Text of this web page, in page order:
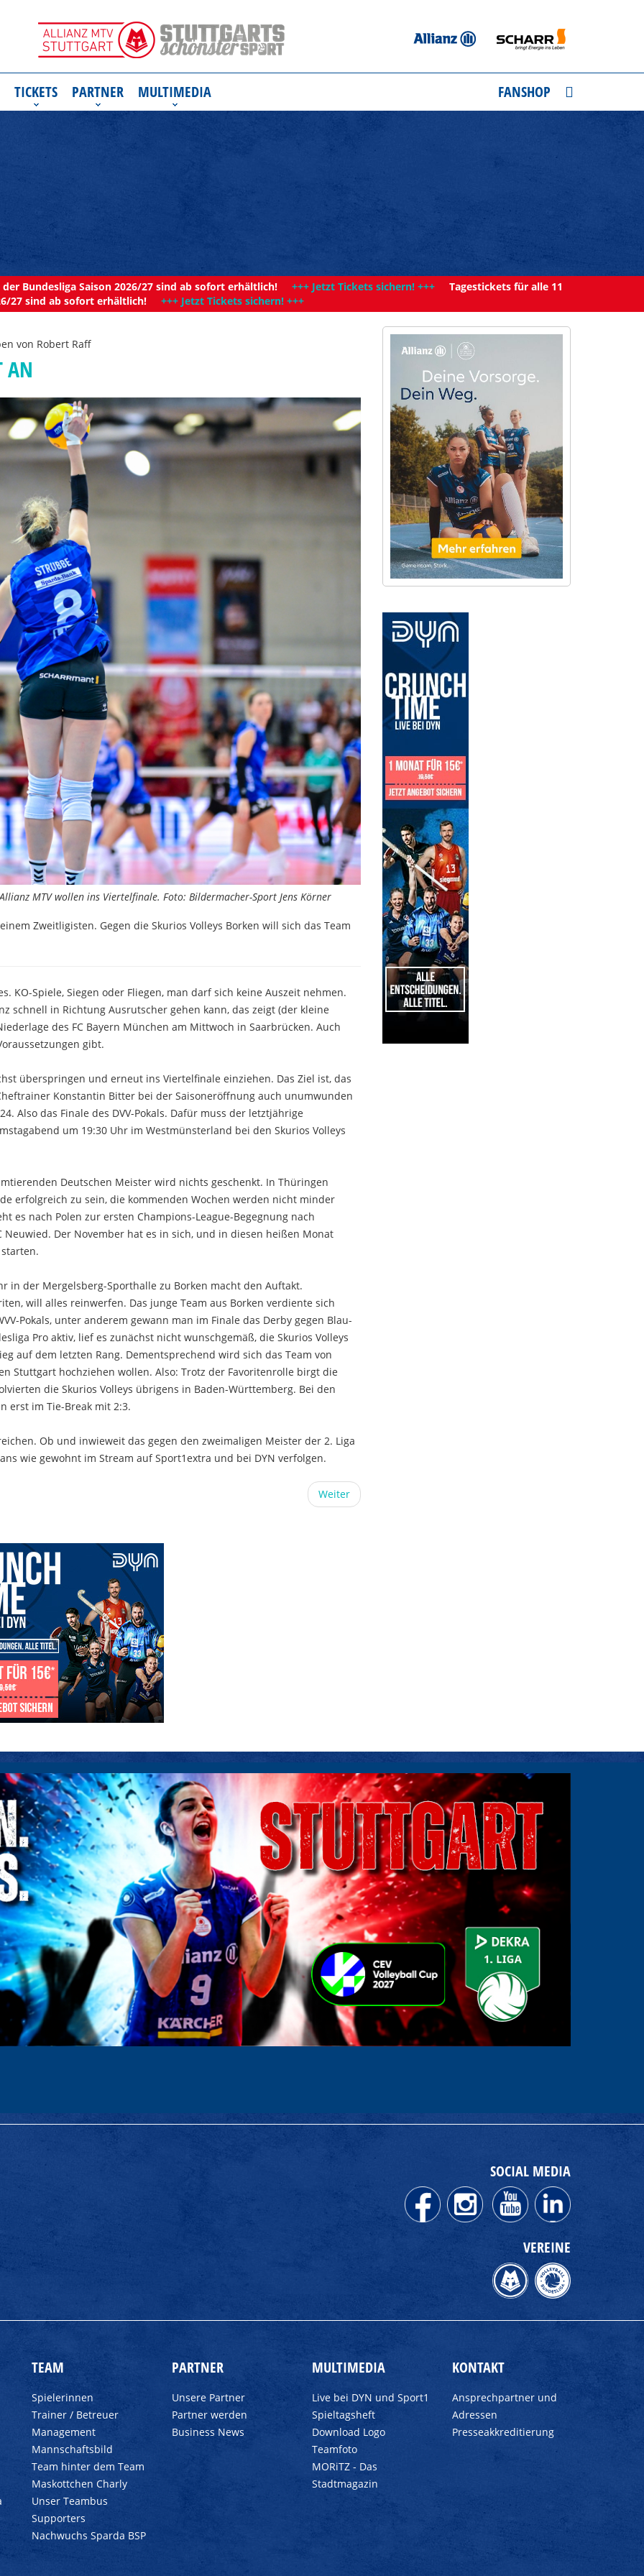
TICKETS PARTNER MULTIMEDIA FANSHOP
Bundesliga Saison 2026/27 sind ab sofort erhältlich! +++ Jetzt Tickets sichern! +++ Tagestickets für alle 11
27 sind ab sofort erhältlich! +++ Jetzt Tickets sichern! +++
von Robert Raff
AN
MTV wollen ins Viertelfinale. Foto: Bildermacher-Sport Jens Körner
Zweitligisten. Gegen die Skurios Volleys Borken will sich das Team
KO-Spiele, Siegen oder Fliegen, man darf sich keine Auszeit nehmen.
schnell in Richtung Ausrutscher gehen kann, das zeigt (der kleine
des FC Bayern München am Mittwoch in Saarbrücken. Auch
gibt.
überspringen und erneut ins Viertelfinale einziehen. Das Ziel ist, das
Konstantin Bitter bei der Saisoneröffnung auch unumwunden
Also das Finale des DVV-Pokals. Dafür muss der letztjährige
um 19:30 Uhr im Westmünsterland bei den Skurios Volleys
Deutschen Meister wird nichts geschenkt. In Thüringen
erfolgreich zu sein, die kommenden Wochen werden nicht minder
es nach Polen zur ersten Champions-League-Begegnung nach
Neuwied. Der November hat es in sich, und in diesen heißen Monat
in der Mergelsberg-Sporthalle zu Borken macht den Auftakt.
will alles reinwerfen. Das junge Team aus Borken verdiente sich
Pokals, unter anderem gewann man im Finale das Derby gegen Blau-
Pro aktiv, lief es zunächst nicht wunschgemäß, die Skurios Volleys
auf dem letzten Rang. Dementsprechend wird sich das Team von
Stuttgart hochziehen wollen. Also: Trotz der Favoritenrolle birgt die
die Skurios Volleys übrigens in Baden-Württemberg. Bei den
erst im Tie-Break mit 2:3.
Ob und inwieweit das gegen den zweimaligen Meister der 2. Liga
wie gewohnt im Stream auf Sport1extra und bei DYN verfolgen.
Weiter
SOCIAL MEDIA
VEREINE
TEAM
Spielerinnen
Trainer / Betreuer
Management
Mannschaftsbild
Team hinter dem Team
Maskottchen Charly
Unser Teambus
Supporters
Nachwuchs Sparda BSP
PARTNER
Unsere Partner
Partner werden
Business News
MULTIMEDIA
Live bei DYN und Sport1
Spieltagsheft
Download Logo
Teamfoto
MORiTZ - Das
Stadtmagazin
KONTAKT
Ansprechpartner und
Adressen
Presseakkreditierung